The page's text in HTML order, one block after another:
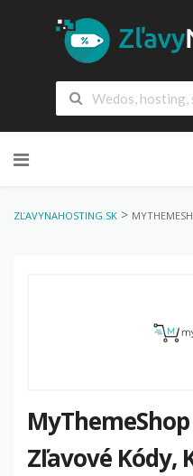
to
ZĽAVYNAHOSTING.SK >
Zľavové Kódy,